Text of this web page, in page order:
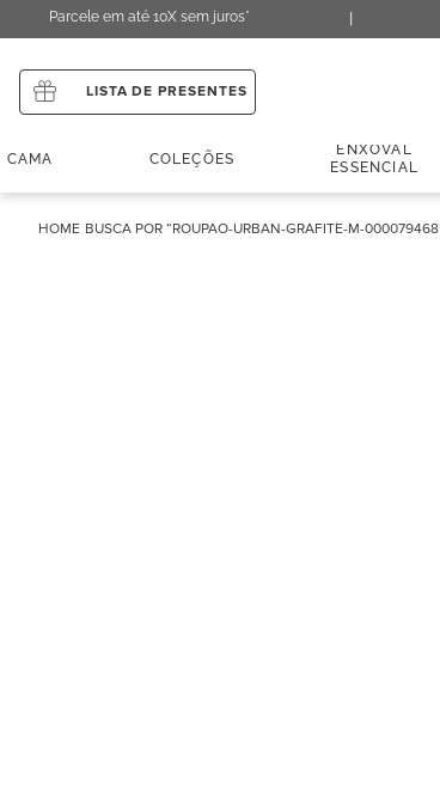
Parcele em até 10X sem juros*
LISTA DE PRESENTES
CAMA COLEÇÕES
ENXOVAL
ESSENCIAL
ROUPAO-URBAN-GRAFITE-M-000079468